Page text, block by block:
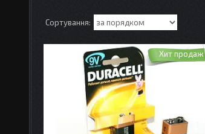
Хит продаж